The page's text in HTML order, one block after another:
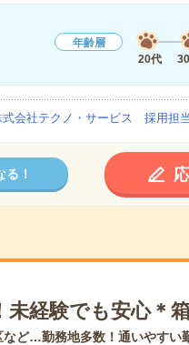
年齢層
20代
式会社テクノ・サービス 採用担当
る！
未経験でも安心＊
など…勤務地多数！通いやすい